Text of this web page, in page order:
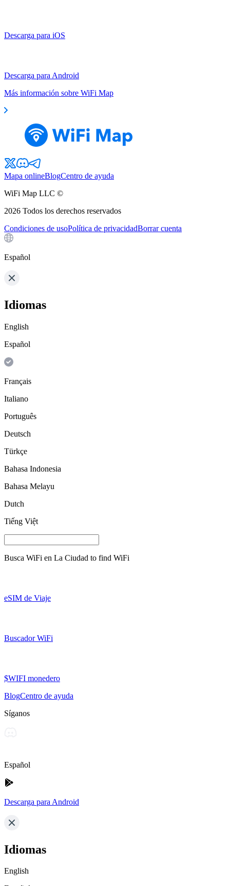
Descarga para iOS
Descarga para Android
Más información sobre WiFi Map
Mapa onlineBlogCentro de ayuda
WiFi Map LLC ©
2026 Todos los derechos reservados
Condiciones de usoPolítica de privacidadBorrar cuenta
Español
Idiomas
English
Español
Français
Italiano
Português
Deutsch
Türkçe
Bahasa Indonesia
Bahasa Melayu
Dutch
Tiếng Việt
Busca WiFi en La Ciudad to find WiFi
eSIM de Viaje
Buscador WiFi
$WIFI monedero
BlogCentro de ayuda
Síganos
Español
Descarga para Android
Idiomas
English